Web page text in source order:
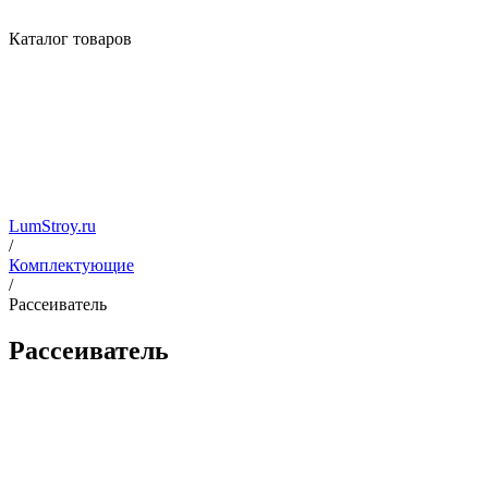
Каталог товаров
LumStroy.ru
/
Комплектующие
/
Рассеиватель
Рассеиватель